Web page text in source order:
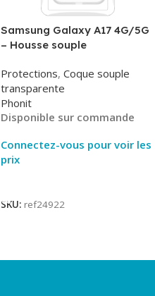
Samsung Galaxy A17 4G/5G
– Housse souple
Protections, Coque souple
transparente
Phonit
Disponible sur commande
Connectez-vous pour voir les
prix
SKU: ref24922